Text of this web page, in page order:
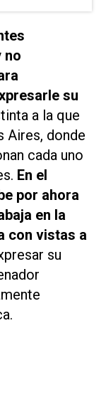
no
su
a la que
Aires, donde
cada uno
En el
por ahora
en la
con vistas a
su